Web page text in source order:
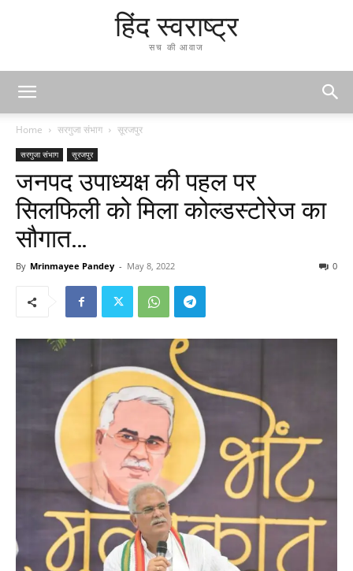
हिंद स्वराष्ट्र
सच की आवाज
Home सरगुजा संभाग सूरजपुर
सरगुजा संभाग सूरजपुर
जनपद उपाध्यक्ष की पहल पर
सिलफिली को मिला कोल्डस्टोरेज का
सौगात…
By Mrinmayee Pandey - May 8, 2022 0